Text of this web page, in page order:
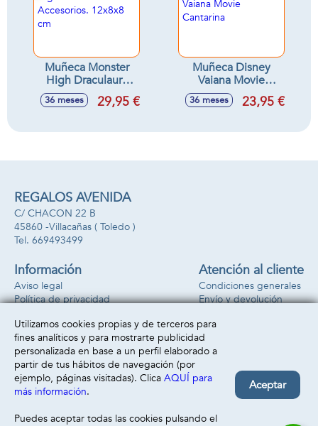
Muñeca Monster
High Draculaura
Con Accesorios.
12x8x8 cm
36 meses 29,95 €
Muñeca Disney
Vaiana Movie
Cantarina
36 meses 23,95 €
REGALOS AVENIDA
C/ CHACON 22 B
45860 -Villacañas ( Toledo )
669493499
Información
Aviso legal
Política de privacidad
Atención al cliente
Condiciones generales
Envío y devolución
Formas de pago
Utilizamos cookies propias y de terceros para
fines analíticos y para mostrarte publicidad
personalizada en base a un perfil elaborado a
partir de tus hábitos de navegación (por
ejemplo, páginas visitadas). Clica AQUÍ para
más información.
Puedes aceptar todas las cookies pulsando el
Aceptar